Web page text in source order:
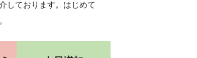
しております。はじめて